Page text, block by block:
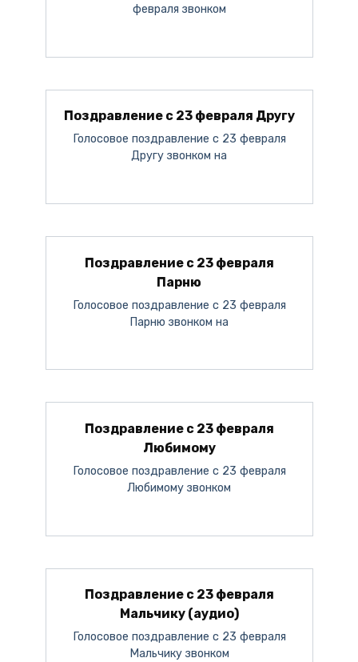
февраля звонком
Поздравление с 23 февраля Другу
Голосовое поздравление с 23 февраля
Другу звонком на
Поздравление с 23 февраля
Парню
Голосовое поздравление с 23 февраля
Парню звонком на
Поздравление с 23 февраля
Любимому
Голосовое поздравление с 23 февраля
Любимому звонком
Поздравление с 23 февраля
Мальчику (аудио)
Голосовое поздравление с 23 февраля
Мальчику звонком